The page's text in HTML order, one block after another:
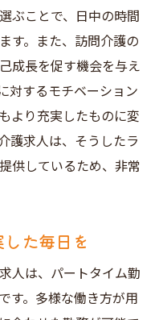
ぶことで、日中の時間
す。また、訪問介護の
成長を促す機会を与え
対するモチベーション
より充実したものに変
護求人は、そうしたラ
供しているため、非常
た毎日を
人は、パートタイム勤
す。多様な働き方が用